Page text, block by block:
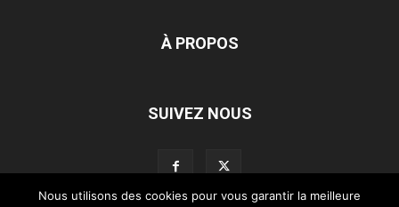
À PROPOS
SUIVEZ NOUS
Nous utilisons des cookies pour vous garantir la meilleure